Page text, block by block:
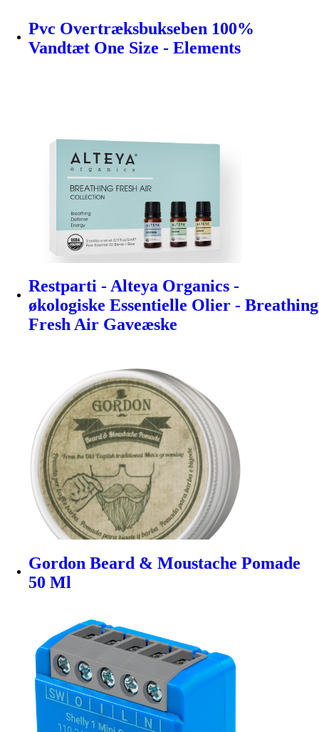
Pvc Overtræksbukseben 100%
Vandtæt One Size - Elements
Restparti - Alteya Organics -
økologiske Essentielle Olier - Breathing
Fresh Air Gaveæske
Gordon Beard & Moustache Pomade
50 Ml